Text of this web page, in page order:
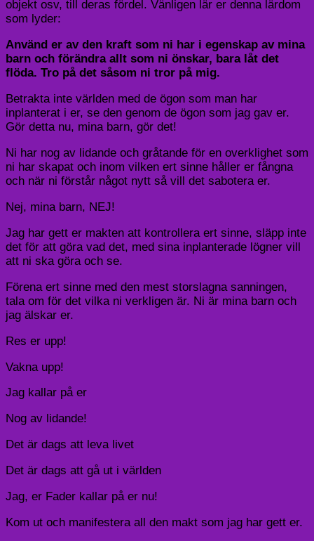
objekt osv, till deras fördel. Vänligen lär er denna lärdom
som lyder:
Använd er av den kraft som ni har i egenskap av mina
barn och förändra allt som ni önskar, bara låt det
flöda. Tro på det såsom ni tror på mig.
Betrakta inte världen med de ögon som man har
inplanterat i er, se den genom de ögon som jag gav er.
Gör detta nu, mina barn, gör det!
Ni har nog av lidande och gråtande för en overklighet som
ni har skapat och inom vilken ert sinne håller er fångna
och när ni förstår något nytt så vill det sabotera er.
Nej, mina barn, NEJ!
Jag har gett er makten att kontrollera ert sinne, släpp inte
det för att göra vad det, med sina inplanterade lögner vill
att ni ska göra och se.
Förena ert sinne med den mest storslagna sanningen,
tala om för det vilka ni verkligen är. Ni är mina barn och
jag älskar er.
Res er upp!
Vakna upp!
Jag kallar på er
Nog av lidande!
Det är dags att leva livet
Det är dags att gå ut i världen
Jag, er Fader kallar på er nu!
Kom ut och manifestera all den makt som jag har gett er.